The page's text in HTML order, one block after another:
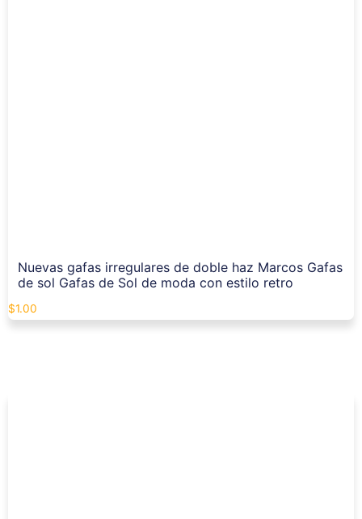
Nuevas gafas irregulares de doble haz Marcos Gafas
de sol Gafas de Sol de moda con estilo retro
$1.00